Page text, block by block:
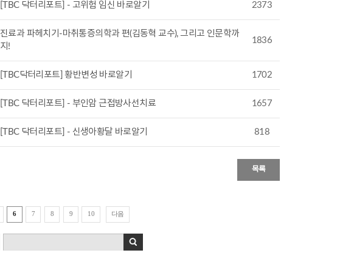
[TBC 닥터리포트] - 고위험 임신 바로알기 2373
진료과 파헤치기-마취통증의학과 편(김동혁 교수), 그리고 인문학까
지!
1836
[TBC닥터리포트] 황반변성 바로알기 1702
[TBC 닥터리포트] - 부인암 근접방사선치료 1657
[TBC 닥터리포트] - 신생아황달 바로알기 818
목록
6 7 8 9 10 다음